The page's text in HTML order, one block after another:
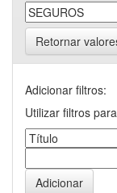
Retornar
Adicionar filtros:
Utilizar filtros